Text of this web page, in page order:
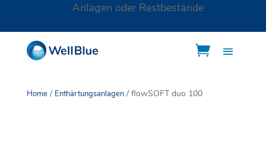
Anlagen oder Restbestände
Home/ Enthärtungsanlagen/ flowSOFT duo 100